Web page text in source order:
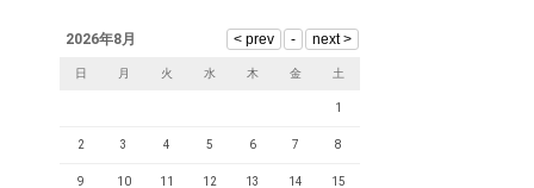
2026年8月
日 月 火 水 木 金 土
1
2 3 4 5 6 7 8
9 10 11 12 13 14 15